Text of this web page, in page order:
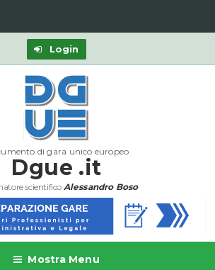
Login
di gara unico europeo
Dgue .it
scientifico Alessandro Boso
Mostra Menu